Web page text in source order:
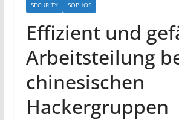
SECURITY SOPHOS
Effizient und
Arbeitsteilung
chinesischen
Hackergruppen